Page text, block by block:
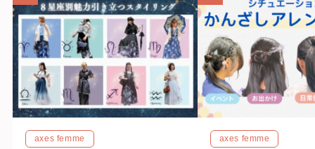
axes femme axes femme